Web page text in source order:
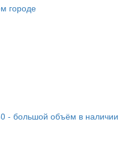
- большой объём в наличии